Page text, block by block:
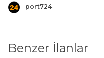
port724
Benzer İlanlar